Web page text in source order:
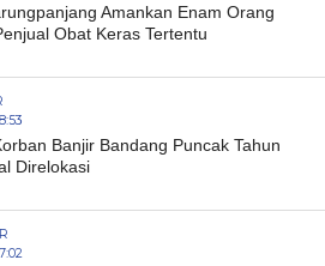
Amankan Enam Orang
Obat Keras Tertentu
Banjir Bandang Puncak Tahun
Direlokasi